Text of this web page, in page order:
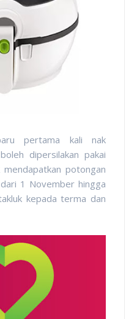
pertama kali nak
dipersilakan pakai
potongan
1 November hingga
kepada terma dan